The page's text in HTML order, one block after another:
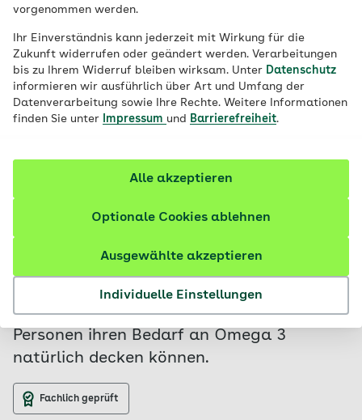
vorgenommen werden.
Ihr Einverständnis kann jederzeit mit Wirkung für die
Zukunft widerrufen oder geändert werden. Verarbeitungen
bis zu Ihrem Widerruf bleiben wirksam. Unter Datenschutz
informieren wir ausführlich über Art und Umfang der
Datenverarbeitung sowie Ihre Rechte. Weitere Informationen
finden Sie unter
Impressum und Barrierefreiheit.
Individuelle Einstellungen
Ausgewählte akzeptieren
Optionale Cookies ablehnen
Alle akzeptieren
Omega-3-Fettsäuren spielen bei vielen
Stoffwechselprozessen unseres Körpers
eine wichtige Rolle. Da der Körper die
Fettsäuren jedoch nicht selbst herstellen
kann, muss der Mensch sie über die
und wissenschaftliche Leiterin der Sektion
Schleswig-Holstein der Deutschen
Gesellschaft für Ernährung. Im Interview
bei der Ernährung achten sollten und wie
auch vegan und vegetarisch lebende
Personen ihren Bedarf an Omega 3
natürlich decken können.
Fachlich geprüft